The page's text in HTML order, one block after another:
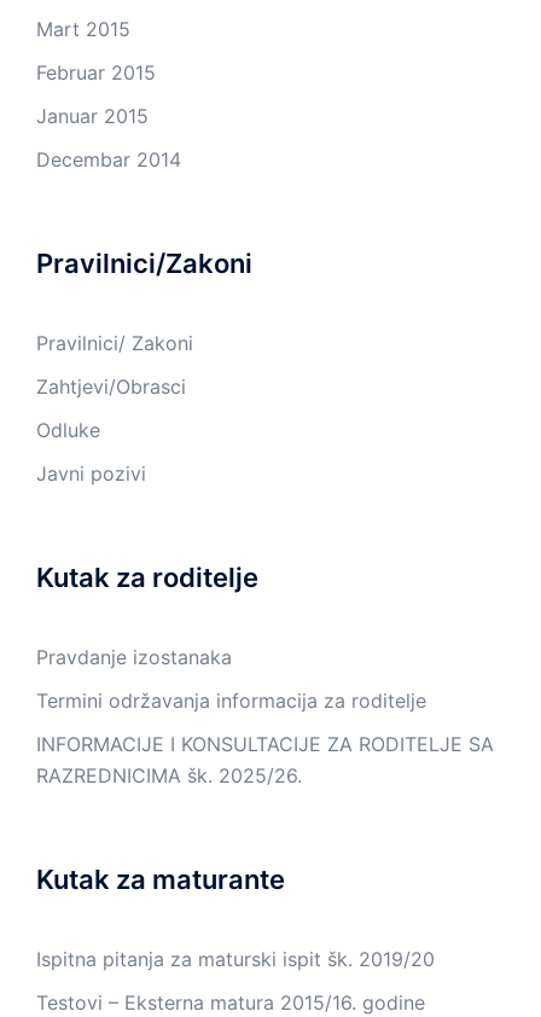
Mart 2015
Februar 2015
Januar 2015
Decembar 2014
Pravilnici/Zakoni
Pravilnici/ Zakoni
Zahtjevi/Obrasci
Odluke
Javni pozivi
Kutak za roditelje
Pravdanje izostanaka
Termini održavanja informacija za roditelje
INFORMACIJE I KONSULTACIJE ZA RODITELJE SA
RAZREDNICIMA šk. 2025/26.
Kutak za maturante
Ispitna pitanja za maturski ispit šk. 2019/20
Testovi – Eksterna matura 2015/16. godine